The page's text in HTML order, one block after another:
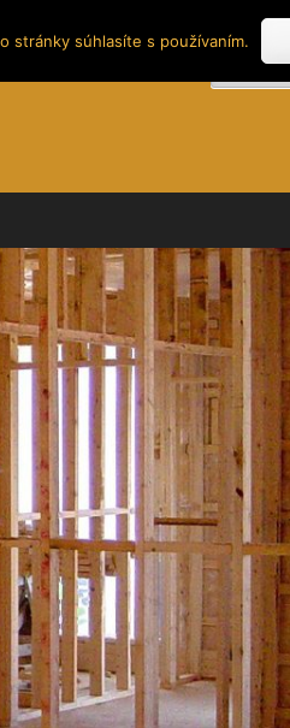
Search
for:
stránky súhlasíte s používaním.